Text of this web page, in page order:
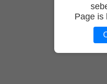
Page